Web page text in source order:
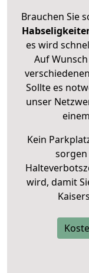
Brauchen Sie
es wird
Auf
Sollte es
unser
Kein
sorgen
wird, damit